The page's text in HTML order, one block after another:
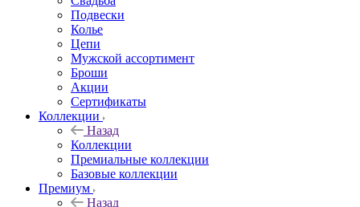
Подвески
Колье
Цепи
Мужской ассортимент
Броши
Акции
Сертификаты
Коллекции
Назад
Коллекции
Премиальные коллекции
Базовые коллекции
Премиум
Назад